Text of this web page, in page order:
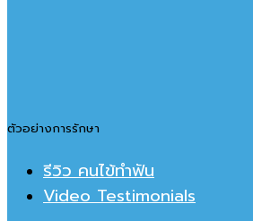
ตัวอย่างการรักษา
รีวิว คนไข้ทำฟัน
Video Testimonials